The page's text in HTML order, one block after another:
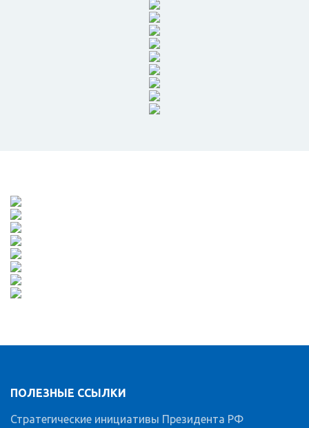
ПОЛЕЗНЫЕ ССЫЛКИ
Стратегические инициативы Президента РФ